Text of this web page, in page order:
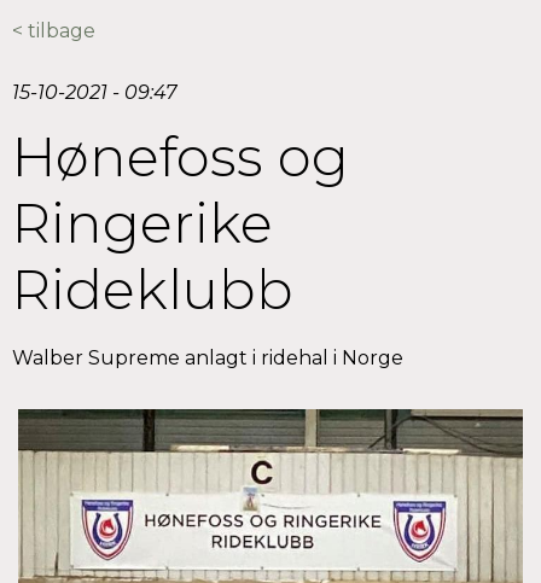
< tilbage
15-10-2021 - 09:47
Hønefoss og
Ringerike
Rideklubb
Walber Supreme anlagt i ridehal i Norge